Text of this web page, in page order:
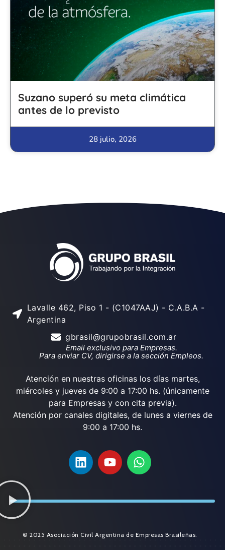
Suzano superó su meta climática
antes de lo previsto
28 julio, 2026
Lavalle 462, Piso 1 - (C1047AAJ) - C.A.B.A -
Argentina
gbrasil@grupobrasil.com.ar
Email exclusivo para Empresas.
Para enviar CV, dirigirse a la sección Empleos.
Atención en nuestras oficinas los días martes,
miércoles y jueves de 9:00 a 17:00 hs. (únicamente
para Empresas y con cita previa).
Atención por canales digitales, de lunes a viernes de
9:00 a 17:00 hs.
© 2025 Asociación Civil Argentina de Empresas Brasileñas.